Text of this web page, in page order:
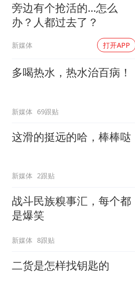
旁边有个抢活的…怎么
办？人都过去了？
新媒体 打开APP
多喝热水，热水治百病！
新媒体 69跟贴
这滑的挺远的哈，棒棒哒
新媒体 2跟贴
战斗民族糗事汇，每个都
是爆笑
新媒体 8跟贴
二货是怎样找钥匙的